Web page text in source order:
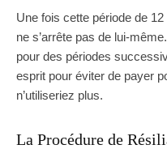
Une fois cette période de
ne s’arrête pas de lui-
pour des périodes
esprit pour éviter de payer
n’utiliseriez plus.
La Procédure de